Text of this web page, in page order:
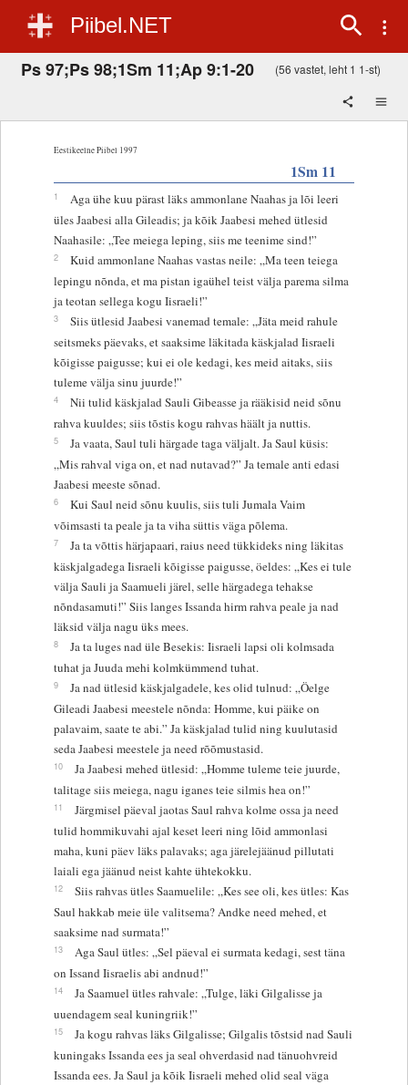
Piibel.NET
Ps 97;Ps 98;1Sm 11;Ap 9:1-20 (56 vastet, leht 1 1-st)
Eestikeelne Piibel 1997
1Sm 11
1
Aga ühe kuu pärast läks ammonlane Naahas ja lõi leeri
üles Jaabesi alla Gileadis; ja kõik Jaabesi mehed ütlesid
Naahasile: „Tee meiega leping, siis me teenime sind!”
2
Kuid ammonlane Naahas vastas neile: „Ma teen teiega
lepingu nõnda, et ma pistan igaühel teist välja parema silma
ja teotan sellega kogu Iisraeli!”
3
Siis ütlesid Jaabesi vanemad temale: „Jäta meid rahule
seitsmeks päevaks, et saaksime läkitada käskjalad Iisraeli
kõigisse paigusse; kui ei ole kedagi, kes meid aitaks, siis
tuleme välja sinu juurde!”
4
Nii tulid käskjalad Sauli Gibeasse ja rääkisid neid sõnu
rahva kuuldes; siis tõstis kogu rahvas häält ja nuttis.
5
Ja vaata, Saul tuli härgade taga väljalt. Ja Saul küsis:
„Mis rahval viga on, et nad nutavad?” Ja temale anti edasi
Jaabesi meeste sõnad.
6
Kui Saul neid sõnu kuulis, siis tuli Jumala Vaim
võimsasti ta peale ja ta viha süttis väga põlema.
7
Ja ta võttis härjapaari, raius need tükkideks ning läkitas
käskjalgadega Iisraeli kõigisse paigusse, öeldes: „Kes ei tule
välja Sauli ja Saamueli järel, selle härgadega tehakse
nõndasamuti!” Siis langes Issanda hirm rahva peale ja nad
läksid välja nagu üks mees.
8
Ja ta luges nad üle Besekis: Iisraeli lapsi oli kolmsada
tuhat ja Juuda mehi kolmkümmend tuhat.
9
Ja nad ütlesid käskjalgadele, kes olid tulnud: „Öelge
Gileadi Jaabesi meestele nõnda: Homme, kui päike on
palavaim, saate te abi.” Ja käskjalad tulid ning kuulutasid
seda Jaabesi meestele ja need rõõmustasid.
10
Ja Jaabesi mehed ütlesid: „Homme tuleme teie juurde,
talitage siis meiega, nagu iganes teie silmis hea on!”
11
Järgmisel päeval jaotas Saul rahva kolme ossa ja need
tulid hommikuvahi ajal keset leeri ning lõid ammonlasi
maha, kuni päev läks palavaks; aga järelejäänud pillutati
laiali ega jäänud neist kahte ühtekokku.
12
Siis rahvas ütles Saamuelile: „Kes see oli, kes ütles: Kas
Saul hakkab meie üle valitsema? Andke need mehed, et
saaksime nad surmata!”
13
Aga Saul ütles: „Sel päeval ei surmata kedagi, sest täna
on Issand Iisraelis abi andnud!”
14
Ja Saamuel ütles rahvale: „Tulge, läki Gilgalisse ja
uuendagem seal kuningriik!”
15
Ja kogu rahvas läks Gilgalisse; Gilgalis tõstsid nad Sauli
kuningaks Issanda ees ja seal ohverdasid nad tänuohvreid
Issanda ees. Ja Saul ja kõik Iisraeli mehed olid seal väga